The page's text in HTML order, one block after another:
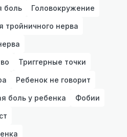
боль Головокружение
тройничного нерва
Триггерные точки
Ребенок не говорит
боль у ребенка Фобии